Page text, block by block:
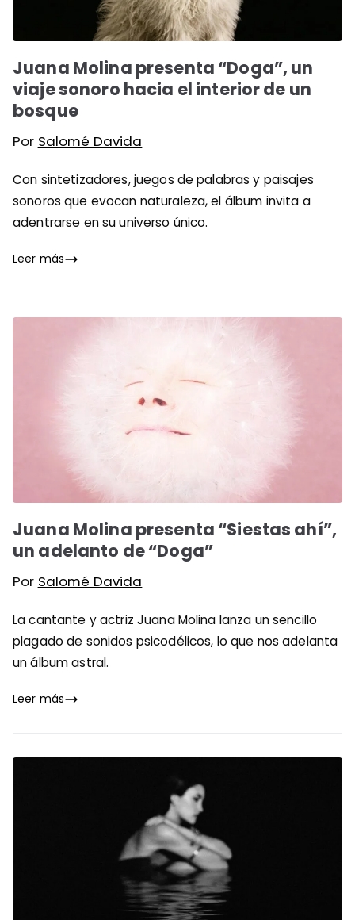
Juana Molina presenta “Doga”, un
viaje sonoro hacia el interior de un
bosque
Por Salomé Davida
Con sintetizadores, juegos de palabras y paisajes
sonoros que evocan naturaleza, el álbum invita a
adentrarse en su universo único.
Leer más
Juana Molina presenta “Siestas ahí”,
un adelanto de “Doga”
Por Salomé Davida
La cantante y actriz Juana Molina lanza un sencillo
plagado de sonidos psicodélicos, lo que nos adelanta
un álbum astral.
Leer más